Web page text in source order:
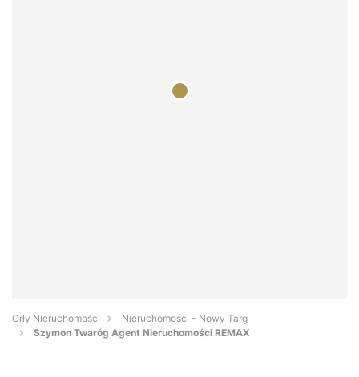
Orły Nieruchomości
Nieruchomości - Nowy Targ
Szymon Twaróg Agent Nieruchomości REMAX